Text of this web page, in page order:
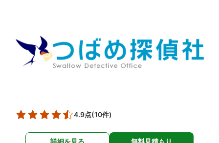
4.9点(10件)
詳細を見る 無料見積もり